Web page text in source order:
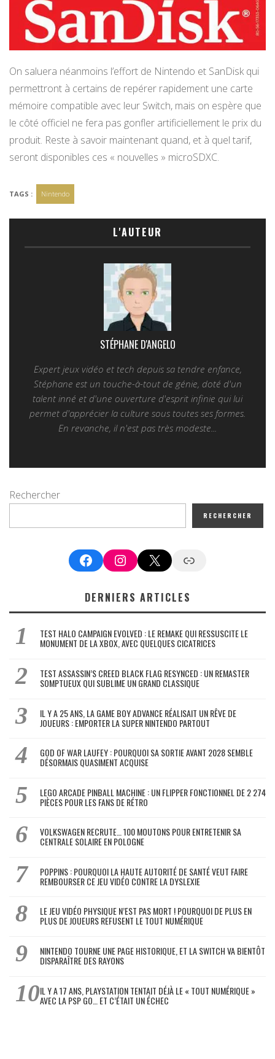
On saluera néanmoins l’effort de Nintendo et SanDisk qui
permettront à certains de repérer rapidement une carte
mémoire compatible avec leur Switch, mais on espère que
le côté officiel ne fera pas gonfler artificiellement le prix du
produit. Reste à savoir maintenant quand, et à quel tarif,
seront disponibles ces « nouvelles » microSDXC.
TAGS : Nintendo
L'AUTEUR
STÉPHANE D'ANGELO
Expert jeux vidéo et tech depuis sa tendre enfance,
Stéphane est un touche-à-tout de génie, doté d'un
talent inné et d'une ouverture d'esprit infinie qui lui
permet d'apprécier la culture sous toutes ses formes.
En revanche, il n'est pas très modeste...
Rechercher
RECHERCHER
FacebookInstagram
X Google News
DERNIERS ARTICLES
TEST HALO CAMPAIGN EVOLVED : LE REMAKE QUI RESSUSCITE LE
MONUMENT DE LA XBOX, AVEC QUELQUES CICATRICES
TEST ASSASSIN’S CREED BLACK FLAG RESYNCED : UN REMASTER
SOMPTUEUX QUI SUBLIME UN GRAND CLASSIQUE
IL Y A 25 ANS, LA GAME BOY ADVANCE RÉALISAIT UN RÊVE DE
JOUEURS : EMPORTER LA SUPER NINTENDO PARTOUT
GOD OF WAR LAUFEY : POURQUOI SA SORTIE AVANT 2028 SEMBLE
DÉSORMAIS QUASIMENT ACQUISE
LEGO ARCADE PINBALL MACHINE : UN FLIPPER FONCTIONNEL DE 2 274
PIÈCES POUR LES FANS DE RÉTRO
VOLKSWAGEN RECRUTE… 100 MOUTONS POUR ENTRETENIR SA
CENTRALE SOLAIRE EN POLOGNE
POPPINS : POURQUOI LA HAUTE AUTORITÉ DE SANTÉ VEUT FAIRE
REMBOURSER CE JEU VIDÉO CONTRE LA DYSLEXIE
LE JEU VIDÉO PHYSIQUE N’EST PAS MORT ! POURQUOI DE PLUS EN
PLUS DE JOUEURS REFUSENT LE TOUT NUMÉRIQUE
NINTENDO TOURNE UNE PAGE HISTORIQUE, ET LA SWITCH VA BIENTÔT
DISPARAÎTRE DES RAYONS
IL Y A 17 ANS, PLAYSTATION TENTAIT DÉJÀ LE « TOUT NUMÉRIQUE »
AVEC LA PSP GO… ET C’ÉTAIT UN ÉCHEC